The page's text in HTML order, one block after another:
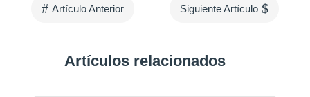
# Artículo Anterior Siguiente Artículo $
Artículos relacionados